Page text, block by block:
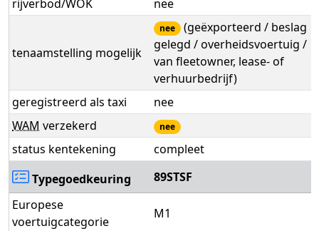
rijverbod/WOK nee
tenaamstelling mogelijk
nee (geëxporteerd / beslag
gelegd / overheidsvoertuig /
van fleetowner, lease- of
verhuurbedrijf)
geregistreerd als taxi
nee
WAM verzekerd nee
status kentekening
compleet
Typegoedkeuring
89STSF
Europese
voertuigcategorie
M1